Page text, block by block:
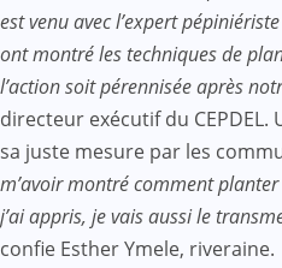
est venu avec l’expert
ont montré les techniques de
l’action soit pérennisée après
directeur exécutif du
sa juste mesure par les
m’avoir montré comment
j’ai appris, je vais aussi le
confie Esther Ymele, riveraine.